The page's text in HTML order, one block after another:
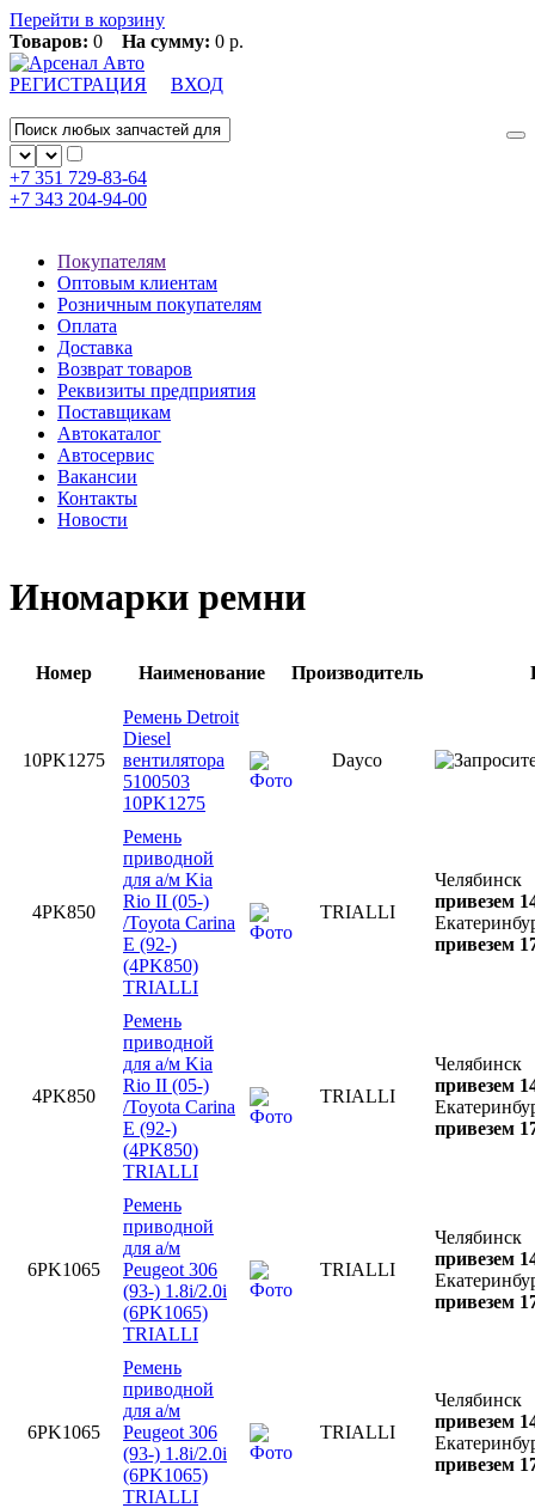
Перейти в корзину
Товаров: 0 На сумму: 0 р.
РЕГИСТРАЦИЯ ВХОД
+7 351 729-83-64
+7 343 204-94-00
Покупателям
Оптовым клиентам
Розничным покупателям
Оплата
Доставка
Возврат товаров
Реквизиты предприятия
Поставщикам
Автокаталог
Автосервис
Вакансии
Контакты
Новости
Иномарки ремни
Номер Наименование Производитель
10PK1275
Ремень Detroit
Diesel
вентилятора
5100503
10PK1275
Dayco
4PK850
Ремень
приводной
для а/м Kia
Rio II (05-)
/Toyota Carina
E (92-)
(4PK850)
TRIALLI
TRIALLI
Челябинск
привезем
привезем
4PK850
Ремень
приводной
для а/м Kia
Rio II (05-)
/Toyota Carina
E (92-)
(4PK850)
TRIALLI
TRIALLI
Челябинск
привезем
привезем
6PK1065
Ремень
приводной
для а/м
Peugeot 306
(93-) 1.8i/2.0i
(6PK1065)
TRIALLI
TRIALLI
Челябинск
привезем
привезем
6PK1065
Ремень
приводной
для а/м
Peugeot 306
(93-) 1.8i/2.0i
(6PK1065)
TRIALLI
TRIALLI
Челябинск
привезем
привезем